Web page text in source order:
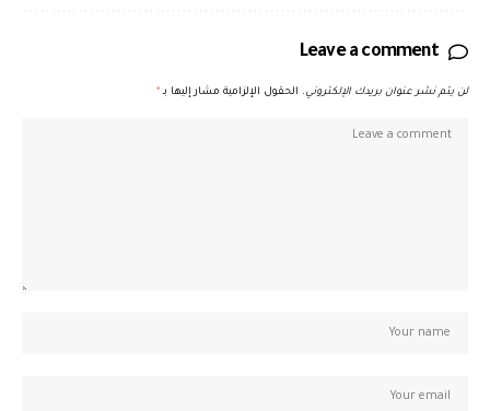
Leave a comment
لن يتم نشر عنوان بريدك الإلكتروني. الحقول الإلزامية مشار إليها بـ *